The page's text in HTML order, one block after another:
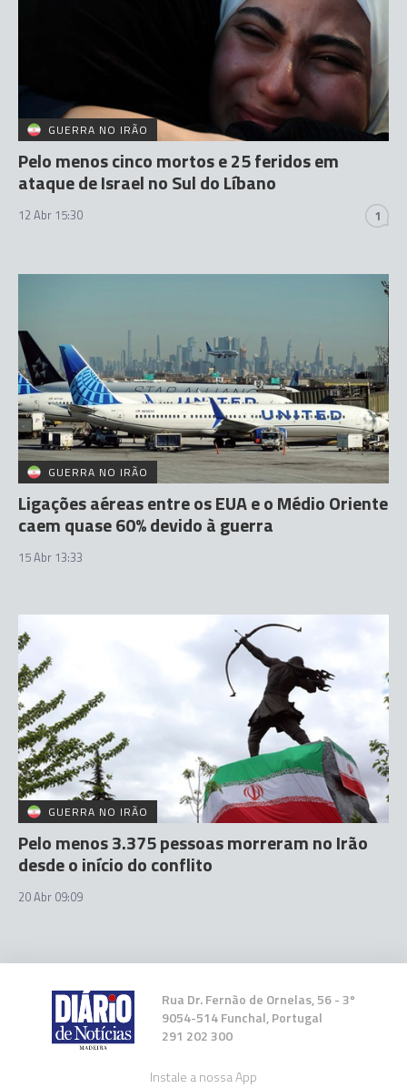
GUERRA NO IRÃO
Pelo menos cinco mortos e 25 feridos em
ataque de Israel no Sul do Líbano
12 Abr 15:30 1
GUERRA NO IRÃO
Ligações aéreas entre os EUA e o Médio Oriente
caem quase 60% devido à guerra
15 Abr 13:33
GUERRA NO IRÃO
Pelo menos 3.375 pessoas morreram no Irão
desde o início do conflito
20 Abr 09:09
Rua Dr. Fernão de Ornelas, 56 - 3º
9054-514 Funchal, Portugal
291 202 300
Instale a nossa App